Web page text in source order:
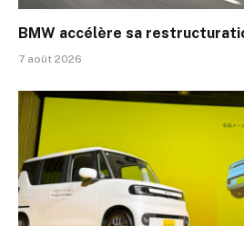
BMW accélère sa
7 août 2026